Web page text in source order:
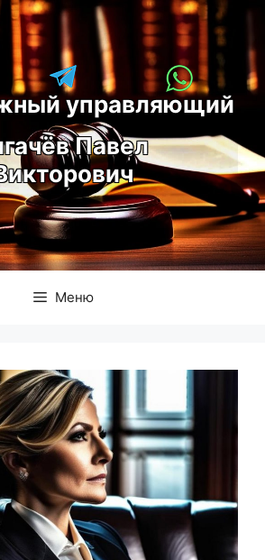
управляющий
Павел
Меню